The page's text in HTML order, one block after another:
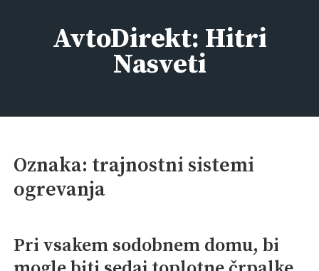
AvtoDirekt: Hitri
Nasveti
Oznaka: trajnostni sistemi
ogrevanja
Pri vsakem sodobnem domu, bi